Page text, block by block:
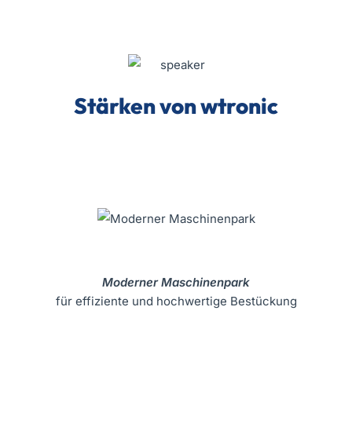
Stärkenvon wtronic
für effiziente und hochwertige Bestückung
Moderner Maschinenpark